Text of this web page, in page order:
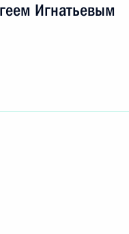
Игнатьевым